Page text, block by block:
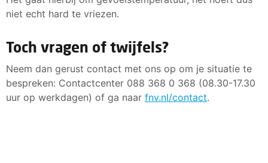
niet echt hard te vriezen.
Toch vragen of twijfels?
Neem dan gerust contact met ons op om je situatie te
bespreken: Contactcenter 088 368 0 368 (08.30-17.30
uur op werkdagen) of ga naar fnv.nl/contact.